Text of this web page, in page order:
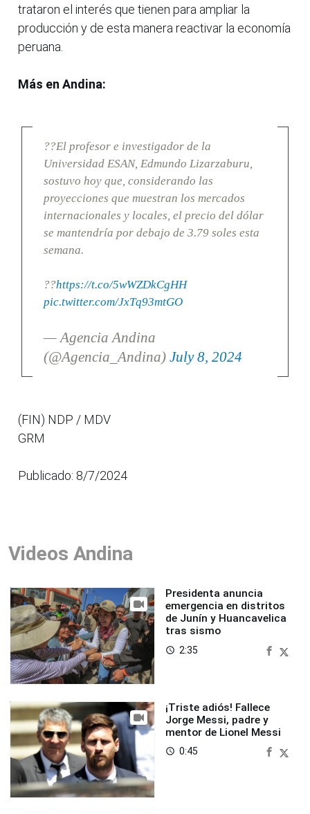
trataron el interés que tienen para ampliar la
producción y de esta manera reactivar la economía
peruana.
Más en Andina:
??El profesor e investigador de la
Universidad ESAN, Edmundo Lizarzaburu,
sostuvo hoy que, considerando las
proyecciones que muestran los mercados
internacionales y locales, el precio del dólar
se mantendría por debajo de 3.79 soles esta
semana.
??https://t.co/5wWZDkCgHH
pic.twitter.com/JxTq93mtGO
— Agencia Andina
(@Agencia_Andina) July 8, 2024
(FIN) NDP / MDV
GRM
Publicado: 8/7/2024
Videos Andina
Presidenta anuncia
emergencia en distritos
de Junín y Huancavelica
tras sismo
access_time 2:35
¡Triste adiós! Fallece
Jorge Messi, padre y
mentor de Lionel Messi
access_time 0:45